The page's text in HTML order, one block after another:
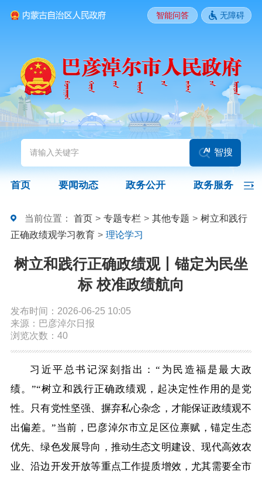
头条 国务院信息 自治区信息
政务动态 旗县区动态
图片新闻
政务公开
政务服务
特色服务专区 惠企政策精准服务 网上中介服务超市
便民应用 便民热线 基础清单
办事大厅 内蒙古政务服务网 高效办成一件事
政民互动
智能问答 无障碍
智搜
首页 要闻动态 政务公开 政务服务
当前位置： 首页 > 专题专栏 > 其他专题 > 树立和践行
正确政绩观学习教育 > 理论学习
树立和践行正确政绩观丨锚定为民坐
标 校准政绩航向
发布时间：2026-06-25 10:05
来源：巴彦淖尔日报
浏览次数：40
习近平总书记深刻指出：“为民造福是最大政
绩。”“树立和践行正确政绩观，起决定性作用的是党
性。只有党性坚强、摒弃私心杂念，才能保证政绩观不
出偏差。”当前，巴彦淖尔市立足区位禀赋，锚定生态
优先、绿色发展导向，推动生态文明建设、现代高效农
业、沿边开发开放等重点工作提质增效，尤其需要全市